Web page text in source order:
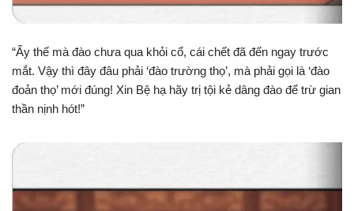
“Ấy thế mà đào chưa qua khỏi cổ, cái chết đã đến ngay trước
mắt. Vậy thì đây đâu phải ‘đào trường thọ’, mà phải gọi là ‘đào
đoản thọ’ mới đúng! Xin Bệ hạ hãy trị tội kẻ dâng đào để trừ gian
thần nịnh hót!”